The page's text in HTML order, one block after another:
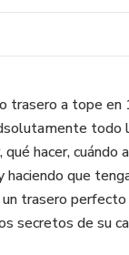
a tope en
todo
hacer,
haciendo que
trasero
secretos de su